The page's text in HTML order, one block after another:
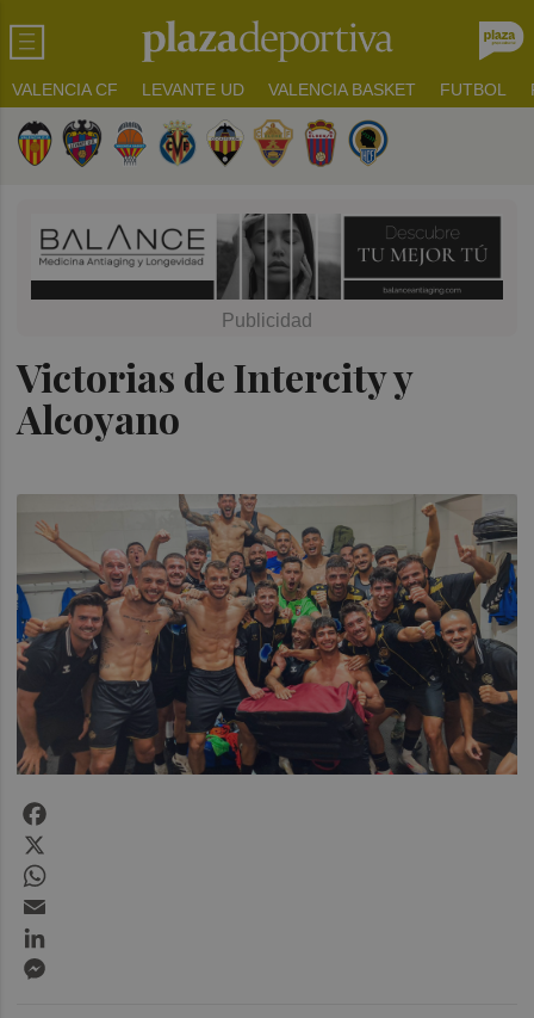
VALENCIA CF LEVANTE UD VALENCIA BASKET FUTBOL
Victorias de Intercity y
Alcoyano